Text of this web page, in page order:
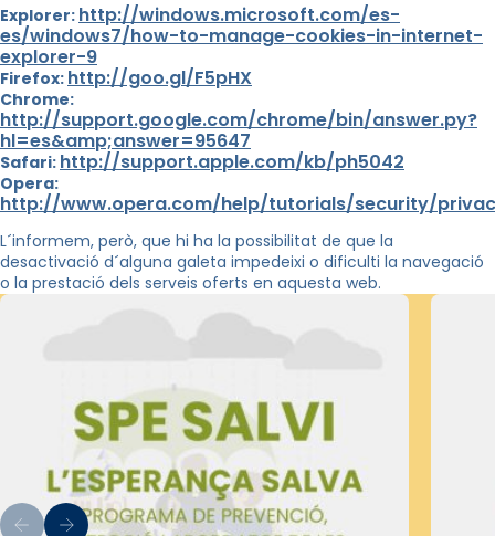
Explorer: http://windows.microsoft.com/es-
es/windows7/how-to-manage-cookies-in-internet-
explorer-9
Firefox: http://goo.gl/F5pHX
Chrome:
http://support.google.com/chrome/bin/answer.py?
hl=es&amp;answer=95647
Safari: http://support.apple.com/kb/ph5042
Opera:
http://www.opera.com/help/tutorials/security/
L´informem, però, que hi ha la possibilitat de que la
desactivació d´alguna galeta impedeixi o dificulti la navegació
o la prestació dels serveis oferts en aquesta web.